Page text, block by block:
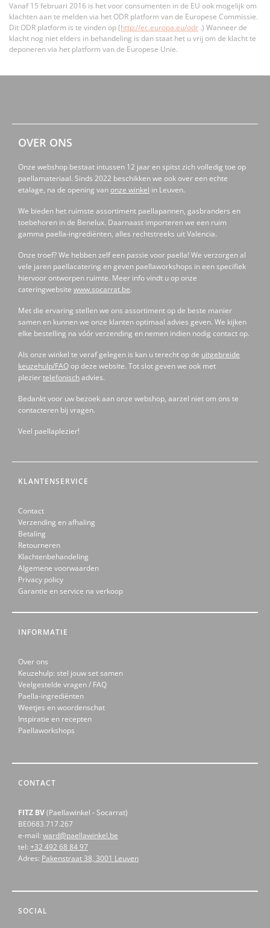
Vanaf 15 februari 2016 is het voor consumenten in de EU ook mogelijk om
klachten aan te melden via het ODR platform van de Europese Commissie.
Dit ODR platform is te vinden op (http://ec.europa.eu/odr .) Wanneer de
klacht nog niet elders in behandeling is dan staat het u vrij om de klacht te
deponeren via het platform van de Europese Unie.
OVER ONS
Onze webshop bestaat intussen 12 jaar en spitst zich volledig toe op
paellamateriaal. Sinds 2022 beschikken we ook over een echte
etalage, na de opening vanonze winkel in Leuven.
We bieden het ruimste assortiment paellapannen, gasbranders en
toebehoren in de Benelux. Daarnaast importeren we een ruim
gamma paella-ingrediënten, alles rechtstreeks uit Valencia.
Onze troef? We hebben zelf een passie voor paella! We verzorgen al
vele jaren paellacatering en geven paellaworkshops in een specifiek
hiervoor ontworpen ruimte. Meer info vindt u op onze
cateringwebsite www.socarrat.be.
Met die ervaring stellen we ons assortiment op de beste manier
samen en kunnen we onze klanten optimaal advies geven. We kijken
elke bestelling na vóór verzending en nemen indien nodig contact op.
Als onze winkel te veraf gelegen is kan u terecht op de uitgebreide
keuzehulp/FAQop deze website. Tot slot geven we ook met
pleziertelefonischadvies.
Bedankt voor uw bezoek aan onze webshop, aarzel niet om ons te
contacteren bij vragen.
Veel paellaplezier!
KLANTENSERVICE
Contact
Verzending en afhaling
Betaling
Retourneren
Klachtenbehandeling
Algemene voorwaarden
Privacy policy
Garantie en service na verkoop
INFORMATIE
Over ons
Keuzehulp: stel jouw set samen
Veelgestelde vragen / FAQ
Paella-ingrediënten
Weetjes en woordenschat
Inspiratie en recepten
Paellaworkshops
CONTACT
FITZ BV(Paellawinkel - Socarrat)
BE0683.717.267
e-mail: ward@paellawinkel.be
tel: +32 492 68 84 97
Adres: Pakenstraat 38, 3001 Leuven
SOCIAL